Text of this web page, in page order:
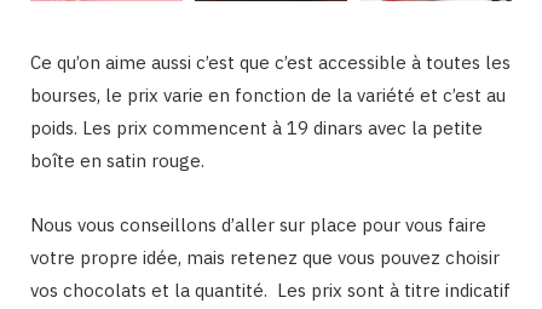
Ce qu’on aime aussi c’est que c’est accessible à toutes les
bourses, le prix varie en fonction de la variété et c’est au
poids. Les prix commencent à 19 dinars avec la petite
boîte en satin rouge.
Nous vous conseillons d’aller sur place pour vous faire
votre propre idée, mais retenez que vous pouvez choisir
vos chocolats et la quantité. Les prix sont à titre indicatif